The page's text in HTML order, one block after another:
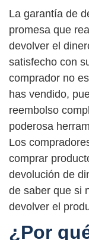
La garantía de
promesa que
devolver el
satisfecho con
comprador no
has vendido,
reembolso
poderosa
Los
comprar
devolución de
de saber que si
devolver el
¿Por